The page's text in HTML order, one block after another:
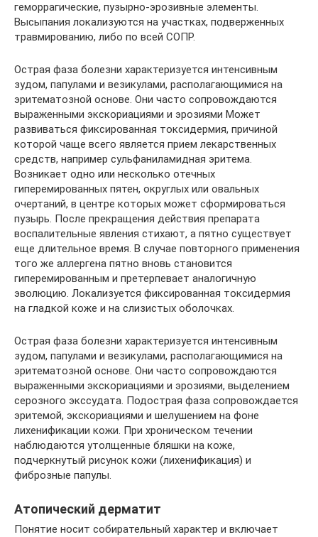
геморрагические, пузырно-эрозивные элементы.
Высыпания локализуются на участках, подверженных
травмированию, либо по всей СОПР.
Острая фаза болезни характеризуется интенсивным
зудом, папулами и везикулами, располагающимися на
эритематозной основе. Они часто сопровождаются
выраженными экскориациями и эрозиями Может
развиваться фиксированная токсидермия, причиной
которой чаще всего является прием лекарственных
средств, например сульфаниламидная эритема.
Возникает одно или несколько отечных
гиперемированных пятен, округлых или овальных
очертаний, в центре которых может сформироваться
пузырь. После прекращения действия препарата
воспалительные явления стихают, а пятно существует
еще длительное время. В случае повторного применения
того же аллергена пятно вновь становится
гиперемированным и претерпевает аналогичную
эволюцию. Локализуется фиксированная токсидермия
на гладкой коже и на слизистых оболочках.
Острая фаза болезни характеризуется интенсивным
зудом, папулами и везикулами, располагающимися на
эритематозной основе. Они часто сопровождаются
выраженными экскориациями и эрозиями, выделением
серозного экссудата. Подострая фаза сопровождается
эритемой, экскориациями и шелушением на фоне
лихенификации кожи. При хроническом течении
наблюдаются утолщенные бляшки на коже,
подчеркнутый рисунок кожи (лихенификация) и
фиброзные папулы.
Атопический дерматит
Понятие носит собирательный характер и включает